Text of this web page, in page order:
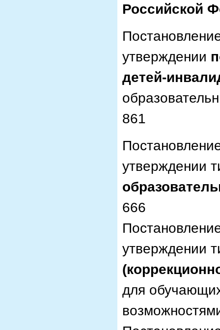
Российской
утверждении
детей-
861
утверждении
666
утверждении
для